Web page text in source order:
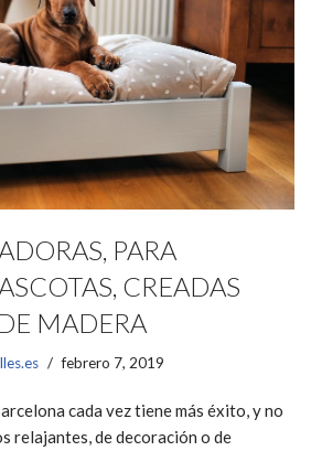
PARA
CREADAS
MADERA
febrero 7, 2019
cada vez tiene más éxito, y no
relajantes, de decoración o de